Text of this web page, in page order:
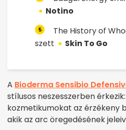
Notino
5
The History of
szett
Skin To Go
A Bioderma Sensibio
stílusos neszesszerben
kozmetikumokat az érzékeny
akik az arc öregedésének